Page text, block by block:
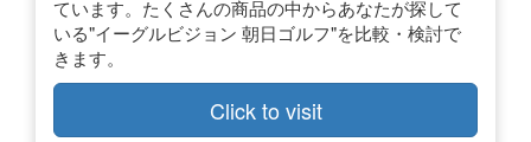
ています。たくさんの商品の中からあなたが探して
いる"イーグルビジョン 朝日ゴルフ"を比較・検討で
きます。
Click to visit